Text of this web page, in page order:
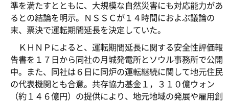
準を満たすとともに、大規模な自然災害にも対応能力があ
るとの結論を明示。ＮＳＳＣが１４時間におよぶ議論の
末、票決で運転期間延長を決定していた。
ＫＨＮＰによると、運転期間延長に関する安全性評価報
告書を１７日から同社の月城発電所とソウル事務所で公開
中。また、同社は６日に同炉の運転継続に関して地元住民
の代表機関とも合意。共存協力基金１，３１０億ウォン
（約１４６億円）の提供により、地元地域の発展や雇用創